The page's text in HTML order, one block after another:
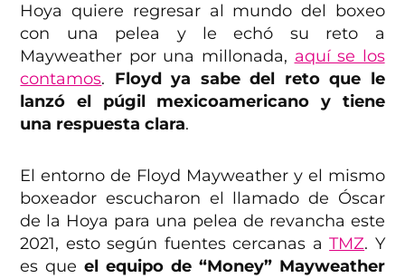
Hoya quiere regresar al mundo del boxeo
con una pelea y le echó su reto a
Mayweather por una millonada, aquí se los
contamos. Floyd ya sabe del reto que le
lanzó el púgil mexicoamericano y tiene
una respuesta clara.
El entorno de Floyd Mayweather y el mismo
boxeador escucharon el llamado de Óscar
de la Hoya para una pelea de revancha este
2021, esto según fuentes cercanas aTMZ. Y
es queel equipo de “Money” Mayweather